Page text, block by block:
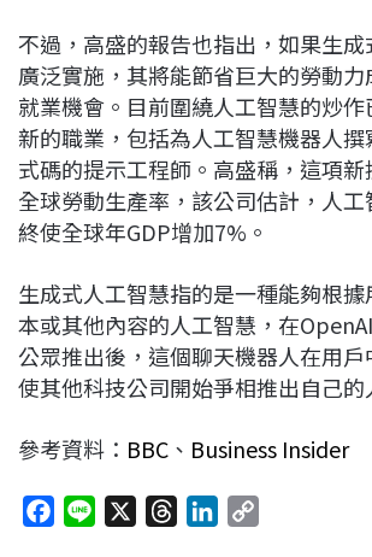
不過，高盛的報告也指出，如果生成
廣泛實施，其將能節省巨大的勞動
就業機會。目前圍繞人工智慧的炒
新的職業，包括為人工智慧機器人
式碼的提示工程師。高盛稱，這項
全球勞動生產率，該公司估計，人
終使全球年GDP增加7%。
生成式人工智慧指的是一種能夠根
本或其他內容的人工智慧，在
公眾推出後，這個聊天機器人在用
使其他科技公司開始爭相推出自己的
參考資料： BBC 、 Business Insider